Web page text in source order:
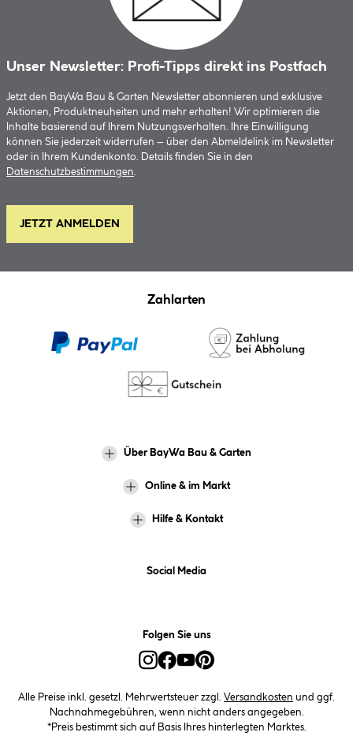
Unser Newsletter: Profi-Tipps direkt ins Postfach
Jetzt den BayWa Bau & Garten Newsletter abonnieren und exklusive
Aktionen, Produktneuheiten und mehr erhalten! Wir optimieren die
Inhalte basierend auf Ihrem Nutzungsverhalten. Ihre Einwilligung
können Sie jederzeit widerrufen – über den Abmeldelink im Newsletter
oder in Ihrem Kundenkonto. Details finden Sie in den
Datenschutzbestimmungen.
JETZT ANMELDEN
Zahlarten
Über BayWa Bau & Garten
Online & im Markt
Hilfe & Kontakt
Social Media
Folgen Sie uns
Alle Preise inkl. gesetzl. Mehrwertsteuer zzgl. Versandkosten und ggf.
Nachnahmegebühren, wenn nicht anders angegeben.
*Preis bestimmt sich auf Basis Ihres hinterlegten Marktes.